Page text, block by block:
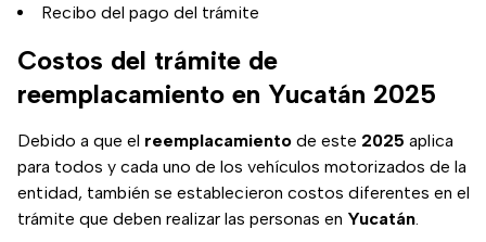
Recibo del pago del trámite
Costos del trámite de
reemplacamiento en Yucatán 2025
Debido a que el reemplacamiento de este 2025 aplica
para todos y cada uno de los vehículos motorizados de la
entidad, también se establecieron costos diferentes en el
trámite que deben realizar las personas en Yucatán